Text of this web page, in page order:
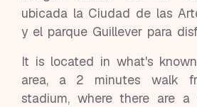
ubicada la Ciudad de las
y el parque Guillever para
It is located in what's
area, a 2 minutes walk
stadium, where there are